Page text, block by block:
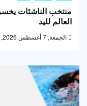
منتخب الناشئات
العالم لليد
الجمعة, 7 أغسطس 2026, 4:53 م